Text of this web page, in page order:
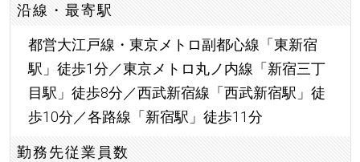
沿線・最寄駅
都営大江戸線・東京メトロ副都心線「東新宿
駅」徒歩1分／東京メトロ丸ノ内線「新宿三丁
目駅」徒歩8分／西武新宿線「西武新宿駅」徒
歩10分／各路線「新宿駅」徒歩11分
勤務先従業員数